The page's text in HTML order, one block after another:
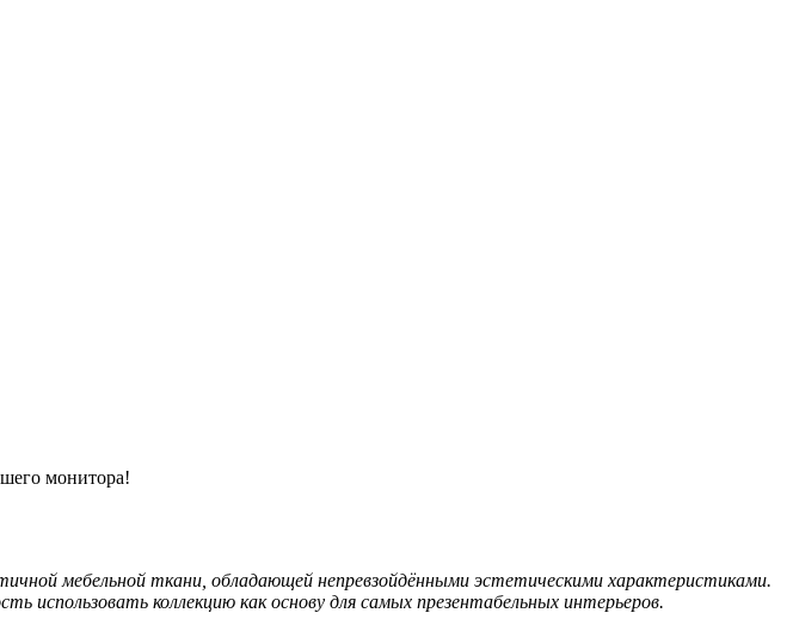
монитора!
мебельной ткани, обладающей непревзойдёнными эстетическими характеристиками.
коллекцию как основу для самых презентабельных интерьеров.